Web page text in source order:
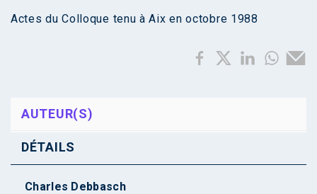
Actes du Colloque tenu à Aix en octobre 1988
AUTEUR(S)
DÉTAILS
Charles Debbasch